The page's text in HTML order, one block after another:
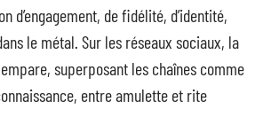
d’engagement, de fidélité, d’identité,
le métal. Sur les réseaux sociaux, la
empare, superposant les chaînes comme
entre amulette et rite